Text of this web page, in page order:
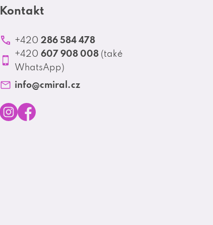
Kontakt
+420 286 584 478
+420 607 908 008 (také
WhatsApp)
info@cmiral.cz